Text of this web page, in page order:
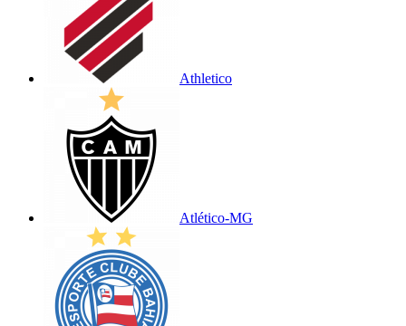
Athletico
Atlético-MG